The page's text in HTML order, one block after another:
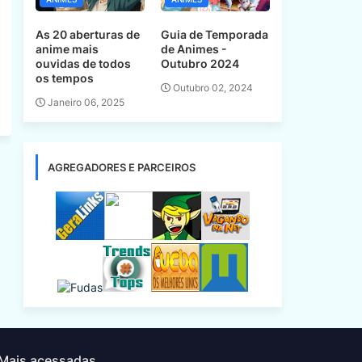
As 20 aberturas de
anime mais
ouvidas de todos
os tempos
Janeiro 06, 2025
Guia de Temporada
de Animes -
Outubro 2024
Outubro 02, 2024
AGREGADORES E PARCEIROS